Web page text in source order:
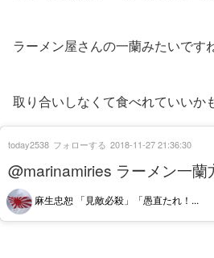
ラーメン屋さんの一蘭みたいです
取り合いしなくて食べれていいか
@marinamiries ラーメン一蘭
麻生忠恕 「見敵必殺」「愚直たれ！...
today2538 フォローする 2018-11-27 21:36:30